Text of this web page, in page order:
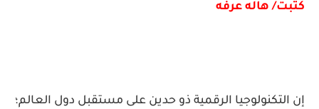
كتبت/ هاله عرفه
إن التكنولوجيا الرقمية ذو حدين على مستقبل دول العالم؛